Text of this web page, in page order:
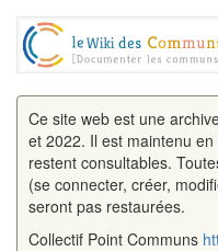
Ce site web est une
et 2022. Il est maintenu
restent consultables.
(se connecter, créer,
seront pas restaurées.
Collectif Point Communs